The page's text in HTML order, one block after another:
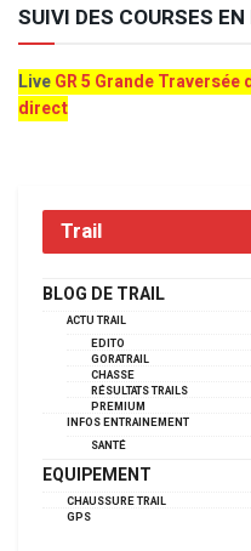
SUIVI DES COURSES
LiveGR 5 Grande Traversée
direct
Trail
BLOG DE TRAIL
ACTU TRAIL
EDITO
GORATRAIL
CHASSE
RÉSULTATS TRAILS
PREMIUM
INFOS ENTRAINEMENT
SANTÉ
EQUIPEMENT
CHAUSSURE TRAIL
GPS